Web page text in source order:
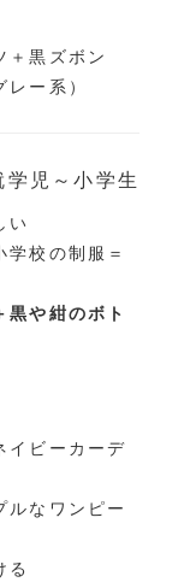
＋黒ズボン
ー系）
児～小学生
い
校の制服＝
黒や紺のボト
イビーカーデ
ルなワンピー
る